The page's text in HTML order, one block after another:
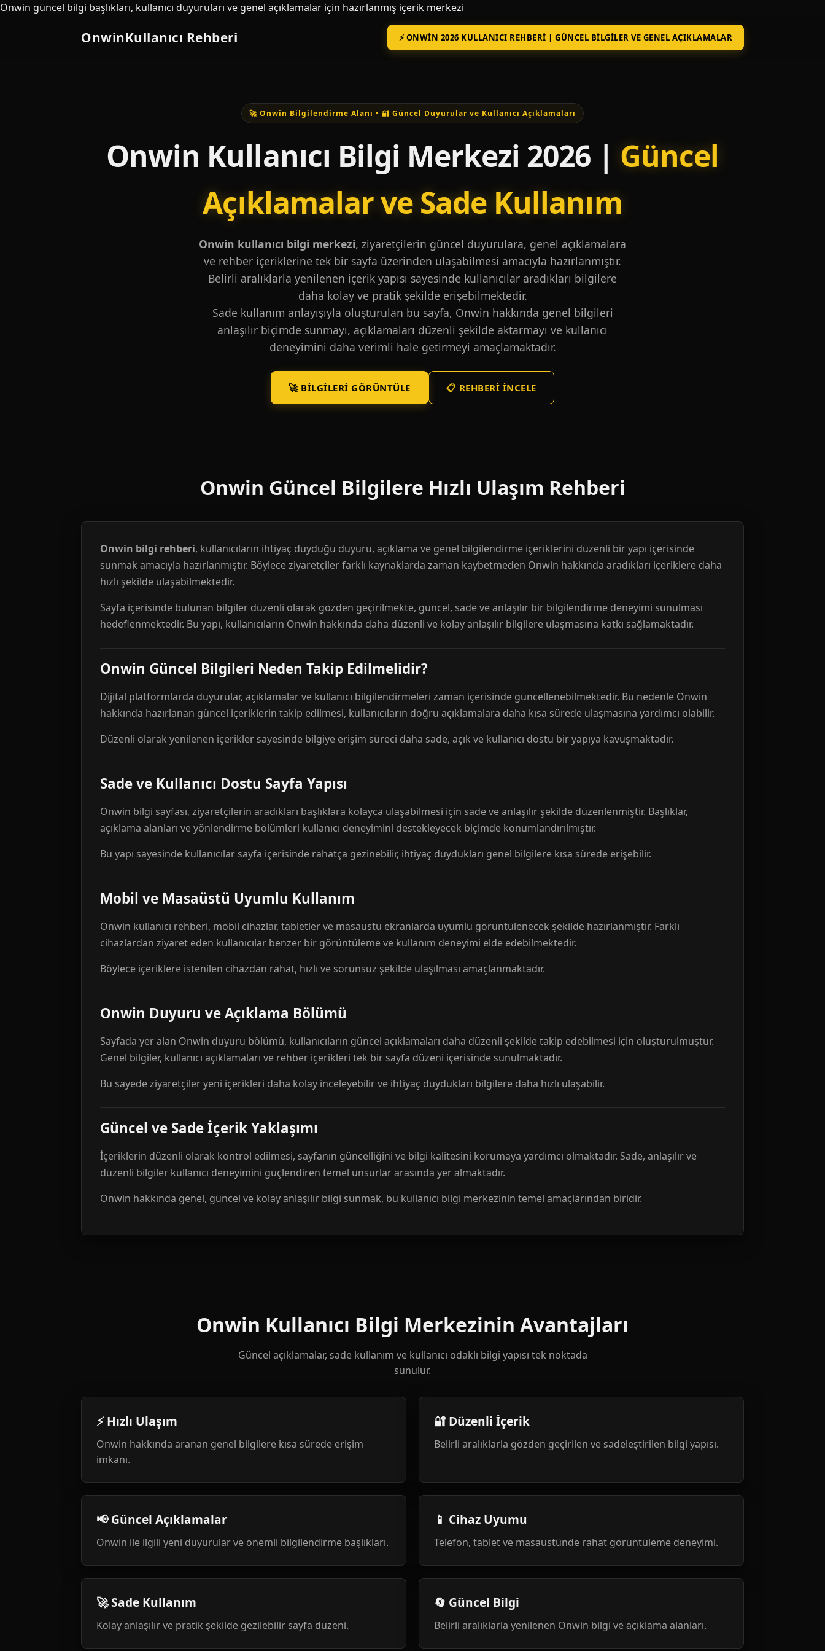
Onwin güncel bilgi başlıkları, kullanıcı duyuruları ve genel açıklamalar için hazırlanmış içerik merkezi
OnwinKullanıcı Rehberi ⚡ ONWIN 2026 KULLANICI REHBERI | GÜNCEL BILGILER VE GENEL AÇIKLAMALAR
🚀 Onwin Bilgilendirme Alanı • 🔐 Güncel Duyurular ve Kullanıcı Açıklamaları
Onwin Kullanıcı Bilgi Merkezi 2026 | Güncel
Açıklamalar ve Sade Kullanım
Onwin kullanıcı bilgi merkezi, ziyaretçilerin güncel duyurulara, genel açıklamalara
ve rehber içeriklerine tek bir sayfa üzerinden ulaşabilmesi amacıyla hazırlanmıştır.
Belirli aralıklarla yenilenen içerik yapısı sayesinde kullanıcılar aradıkları bilgilere
daha kolay ve pratik şekilde erişebilmektedir.
Sade kullanım anlayışıyla oluşturulan bu sayfa, Onwin hakkında genel bilgileri
anlaşılır biçimde sunmayı, açıklamaları düzenli şekilde aktarmayı ve kullanıcı
deneyimini daha verimli hale getirmeyi amaçlamaktadır.
🚀 BILGILERI GÖRÜNTÜLE 📋 REHBERI İNCELE
Onwin Güncel Bilgilere Hızlı Ulaşım Rehberi
Onwin bilgi rehberi, kullanıcıların ihtiyaç duyduğu duyuru, açıklama ve genel bilgilendirme içeriklerini düzenli bir yapı içerisinde
sunmak amacıyla hazırlanmıştır. Böylece ziyaretçiler farklı kaynaklarda zaman kaybetmeden Onwin hakkında aradıkları içeriklere daha
hızlı şekilde ulaşabilmektedir.
Sayfa içerisinde bulunan bilgiler düzenli olarak gözden geçirilmekte, güncel, sade ve anlaşılır bir bilgilendirme deneyimi sunulması
hedeflenmektedir. Bu yapı, kullanıcıların Onwin hakkında daha düzenli ve kolay anlaşılır bilgilere ulaşmasına katkı sağlamaktadır.
Onwin Güncel Bilgileri Neden Takip Edilmelidir?
Dijital platformlarda duyurular, açıklamalar ve kullanıcı bilgilendirmeleri zaman içerisinde güncellenebilmektedir. Bu nedenle Onwin
hakkında hazırlanan güncel içeriklerin takip edilmesi, kullanıcıların doğru açıklamalara daha kısa sürede ulaşmasına yardımcı olabilir.
Düzenli olarak yenilenen içerikler sayesinde bilgiye erişim süreci daha sade, açık ve kullanıcı dostu bir yapıya kavuşmaktadır.
Sade ve Kullanıcı Dostu Sayfa Yapısı
Onwin bilgi sayfası, ziyaretçilerin aradıkları başlıklara kolayca ulaşabilmesi için sade ve anlaşılır şekilde düzenlenmiştir. Başlıklar,
açıklama alanları ve yönlendirme bölümleri kullanıcı deneyimini destekleyecek biçimde konumlandırılmıştır.
Bu yapı sayesinde kullanıcılar sayfa içerisinde rahatça gezinebilir, ihtiyaç duydukları genel bilgilere kısa sürede erişebilir.
Mobil ve Masaüstü Uyumlu Kullanım
Onwin kullanıcı rehberi, mobil cihazlar, tabletler ve masaüstü ekranlarda uyumlu görüntülenecek şekilde hazırlanmıştır. Farklı
cihazlardan ziyaret eden kullanıcılar benzer bir görüntüleme ve kullanım deneyimi elde edebilmektedir.
Böylece içeriklere istenilen cihazdan rahat, hızlı ve sorunsuz şekilde ulaşılması amaçlanmaktadır.
Onwin Duyuru ve Açıklama Bölümü
Sayfada yer alan Onwin duyuru bölümü, kullanıcıların güncel açıklamaları daha düzenli şekilde takip edebilmesi için oluşturulmuştur.
Genel bilgiler, kullanıcı açıklamaları ve rehber içerikleri tek bir sayfa düzeni içerisinde sunulmaktadır.
Bu sayede ziyaretçiler yeni içerikleri daha kolay inceleyebilir ve ihtiyaç duydukları bilgilere daha hızlı ulaşabilir.
Güncel ve Sade İçerik Yaklaşımı
İçeriklerin düzenli olarak kontrol edilmesi, sayfanın güncelliğini ve bilgi kalitesini korumaya yardımcı olmaktadır. Sade, anlaşılır ve
düzenli bilgiler kullanıcı deneyimini güçlendiren temel unsurlar arasında yer almaktadır.
Onwin hakkında genel, güncel ve kolay anlaşılır bilgi sunmak, bu kullanıcı bilgi merkezinin temel amaçlarından biridir.
Onwin Kullanıcı Bilgi Merkezinin Avantajları
Güncel açıklamalar, sade kullanım ve kullanıcı odaklı bilgi yapısı tek noktada
sunulur.
⚡ Hızlı Ulaşım
Onwin hakkında aranan genel bilgilere kısa sürede erişim
imkanı.
🔐 Düzenli İçerik
Belirli aralıklarla gözden geçirilen ve sadeleştirilen bilgi yapısı.
📢 Güncel Açıklamalar
Onwin ile ilgili yeni duyurular ve önemli bilgilendirme başlıkları.
📱 Cihaz Uyumu
Telefon, tablet ve masaüstünde rahat görüntüleme deneyimi.
🚀 Sade Kullanım
Kolay anlaşılır ve pratik şekilde gezilebilir sayfa düzeni.
🔄 Güncel Bilgi
Belirli aralıklarla yenilenen Onwin bilgi ve açıklama alanları.